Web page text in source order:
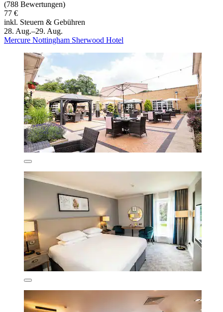
(788 Bewertungen)
77 €
inkl. Steuern & Gebühren
28. Aug.–29. Aug.
Mercure Nottingham Sherwood Hotel